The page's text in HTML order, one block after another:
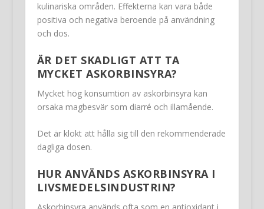
kulinariska områden. Effekterna kan vara både
positiva och negativa beroende på användning
och dos.
ÄR DET SKADLIGT ATT TA
MYCKET ASKORBINSYRA?
Mycket hög konsumtion av askorbinsyra kan
orsaka magbesvär som diarré och illamående.
Det är klokt att hålla sig till den rekommenderade
dagliga dosen.
HUR ANVÄNDS ASKORBINSYRA I
LIVSMEDELSINDUSTRIN?
Askorbinsyra används ofta som en antioxidant i